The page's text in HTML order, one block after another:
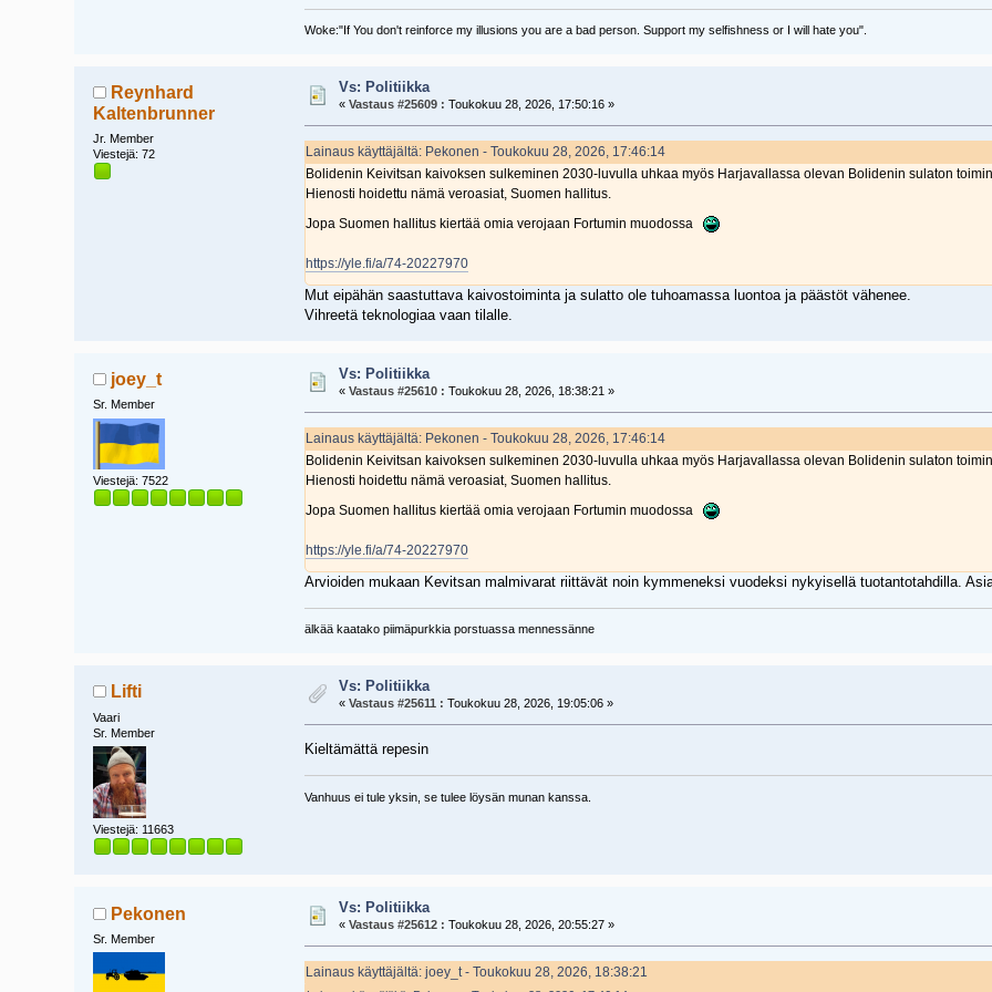
Woke:"If You don't reinforce my illusions you are a bad person. Support my selfishness or I will hate you".
Reynhard
Kaltenbrunner
Jr. Member
Viestejä: 72
Vs: Politiikka
« Vastaus #25609 : Toukokuu 28, 2026, 17:50:16 »
Lainaus käyttäjältä: Pekonen - Toukokuu 28, 2026, 17:46:14
Bolidenin Keivitsan kaivoksen sulkeminen 2030-luvulla uhkaa myös Harjavallassa olevan Bolidenin sulaton
Hienosti hoidettu nämä veroasiat, Suomen hallitus.
Jopa Suomen hallitus kiertää omia verojaan Fortumin muodossa
https://yle.fi/a/74-20227970
Mut eipähän saastuttava kaivostoiminta ja sulatto ole tuhoamassa luontoa ja päästöt vähenee.
Vihreetä teknologiaa vaan tilalle.
joey_t
Sr. Member
Viestejä: 7522
Vs: Politiikka
« Vastaus #25610 : Toukokuu 28, 2026, 18:38:21 »
Lainaus käyttäjältä: Pekonen - Toukokuu 28, 2026, 17:46:14
Bolidenin Keivitsan kaivoksen sulkeminen 2030-luvulla uhkaa myös Harjavallassa olevan Bolidenin sulaton
Hienosti hoidettu nämä veroasiat, Suomen hallitus.
Jopa Suomen hallitus kiertää omia verojaan Fortumin muodossa
https://yle.fi/a/74-20227970
Arvioiden mukaan Kevitsan malmivarat riittävät noin kymmeneksi vuodeksi nykyisellä tuotantotahdilla.
älkää kaatako piimäpurkkia porstuassa mennessänne
Lifti
Vaari
Sr. Member
Viestejä: 11663
Vs: Politiikka
« Vastaus #25611 : Toukokuu 28, 2026, 19:05:06 »
Kieltämättä repesin
Vanhuus ei tule yksin, se tulee löysän munan kanssa.
Pekonen
Sr. Member
Vs: Politiikka
« Vastaus #25612 : Toukokuu 28, 2026, 20:55:27 »
Lainaus käyttäjältä: joey_t - Toukokuu 28, 2026, 18:38:21